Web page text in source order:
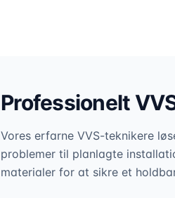
Professionelt
Vores erfarne VVS-teknikere
problemer til planlagte
materialer for at sikre et